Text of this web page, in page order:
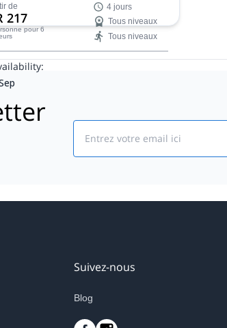
en 4 jours, en traversant la
de
217
pour 6
4 jours
Tous niveaux
Tous niveaux
Suivez-nous
Blog